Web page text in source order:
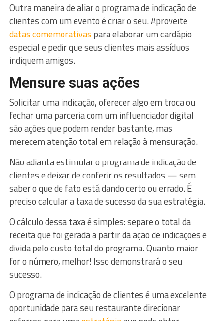
Outra maneira de aliar o programa de indicação de
clientes com um evento é criar o seu. Aproveite
datas comemorativas para elaborar um cardápio
especial e pedir que seus clientes mais assíduos
indiquem amigos.
Mensure suas ações
Solicitar uma indicação, oferecer algo em troca ou
fechar uma parceria com um influenciador digital
são ações que podem render bastante, mas
merecem atenção total em relação à mensuração.
Não adianta estimular o programa de indicação de
clientes e deixar de conferir os resultados — sem
saber o que de fato está dando certo ou errado. É
preciso calcular a taxa de sucesso da sua estratégia.
O cálculo dessa taxa é simples: separe o total da
receita que foi gerada a partir da ação de indicações e
divida pelo custo total do programa. Quanto maior
for o número, melhor! Isso demonstrará o seu
sucesso.
O programa de indicação de clientes é uma excelente
oportunidade para seu restaurante direcionar